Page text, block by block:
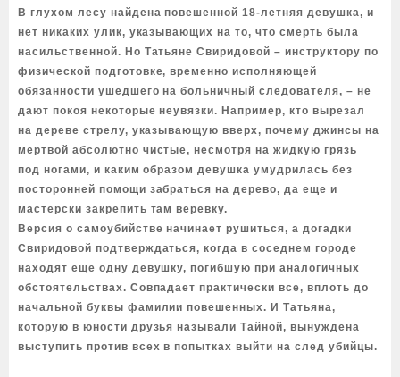
В глухом лесу найдена повешенной 18-летняя девушка, и
нет никаких улик, указывающих на то, что смерть была
насильственной. Но Татьяне Свиридовой – инструктору по
физической подготовке, временно исполняющей
обязанности ушедшего на больничный следователя, – не
дают покоя некоторые неувязки. Например, кто вырезал
на дереве стрелу, указывающую вверх, почему джинсы на
мертвой абсолютно чистые, несмотря на жидкую грязь
под ногами, и каким образом девушка умудрилась без
посторонней помощи забраться на дерево, да еще и
мастерски закрепить там веревку.
Версия о самоубийстве начинает рушиться, а догадки
Свиридовой подтверждаться, когда в соседнем городе
находят еще одну девушку, погибшую при аналогичных
обстоятельствах. Совпадает практически все, вплоть до
начальной буквы фамилии повешенных. И Татьяна,
которую в юности друзья называли Тайной, вынуждена
выступить против всех в попытках выйти на след убийцы.